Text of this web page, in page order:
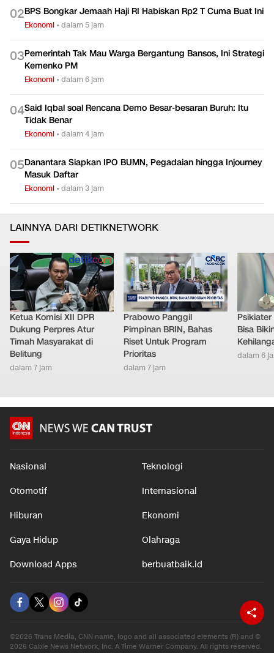
02BPS Bongkar Jemaah Haji RI Habiskan Rp2 T Cuma Buat Ini
Ekonomi •dalam 5 jam
03Pemerintah Tak Mau Warga Bergantung Bansos, Ini Strategi
Kemenko PM
Ekonomi •dalam 6 jam
04Said Iqbal soal Rencana Demo Besar-besaran Buruh: Itu
Tidak Benar
Ekonomi •dalam 4 jam
05Danantara Siapkan IPO BUMN, Pegadaian hingga Injourney
Masuk Daftar
Ekonomi •dalam 3 jam
LAINNYA DARI DETIKNETWORK
Ketua Komisi XII DPR
Dukung Perpres Atur
Timah Masyarakat di
Belitung
dalam 7 jam
Prabowo Panggil
Pimpinan BRIN, Bahas
Riset Untuk Program
Prioritas
dalam 7 jam
Bisa
dalam 6
Nasional Teknologi
Otomotif Internasional
Hiburan Ekonomi
Gaya Hidup Olahraga
Download Apps berbuatbaik.id
©2026 Trans Media, CNN name, logo and all associated elements (R) and ©
2026 Cable News Network, Inc. A Time Warner Company. All rights reserved.